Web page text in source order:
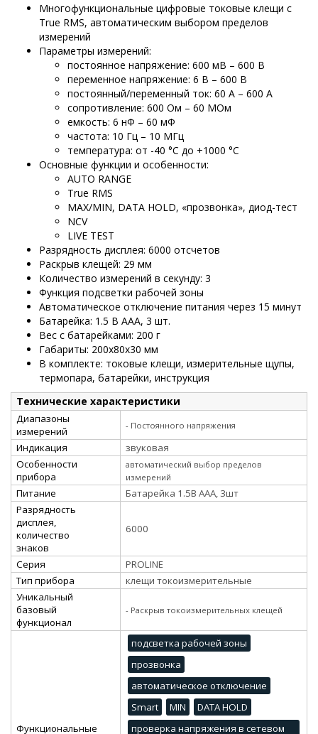
Многофункциональные цифровые токовые клещи с
True RMS, автоматическим выбором пределов
измерений
Параметры измерений:
постоянное напряжение: 600 мВ – 600 В
переменное напряжение: 6 В – 600 В
постоянный/переменный ток: 60 А – 600 А
сопротивление: 600 Ом – 60 МОм
емкость: 6 нФ – 60 мФ
частота: 10 Гц – 10 МГц
температура: от -40 °С до +1000 °С
Основные функции и особенности:
AUTO RANGE
True RMS
MAX/MIN, DATA HOLD, «прозвонка», диод-тест
NCV
LIVE TEST
Разрядность дисплея: 6000 отсчетов
Раскрыв клещей: 29 мм
Количество измерений в секунду: 3
Функция подсветки рабочей зоны
Автоматическое отключение питания через 15 минут
Батарейка: 1.5 В ААА, 3 шт.
Вес с батарейками: 200 г
Габариты: 200х80х30 мм
В комплекте: токовые клещи, измерительные щупы,
термопара, батарейки, инструкция
Технические характеристики
Диапазоны
измерений
- Постоянного напряжения
Индикация
звуковая
Особенности
прибора
автоматический выбор пределов
измерений
Питание
Батарейка 1.5В ААА, 3шт
Разрядность
дисплея,
количество
знаков
6000
Серия
PROLINE
Тип прибора
клещи токоизмерительные
Уникальный
базовый
функционал
- Раскрыв токоизмерительных клещей
Функциональные
подсветка рабочей зоны
прозвонка
автоматическое отключение
Smart
MIN
DATA HOLD
проверка напряжения в сетевом